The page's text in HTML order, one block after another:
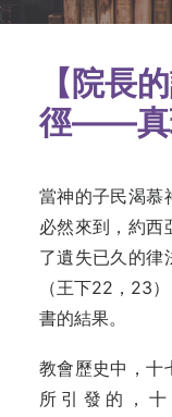
【院長
徑——真
當神的子民渴慕
必然來到，約西
了遺失已久的律
（王下22，23
書的結果。
教會歷史中，十
所引發的，